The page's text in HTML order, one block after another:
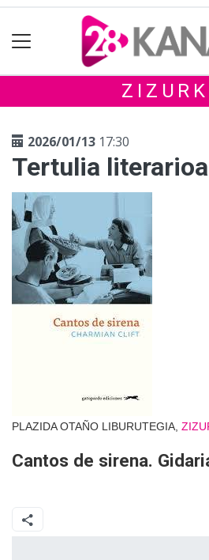
2026/01/13 17:30
Tertulia literarioa
PLAZIDA OTAÑO LIBURUTEGIA,
Cantos de sirena.